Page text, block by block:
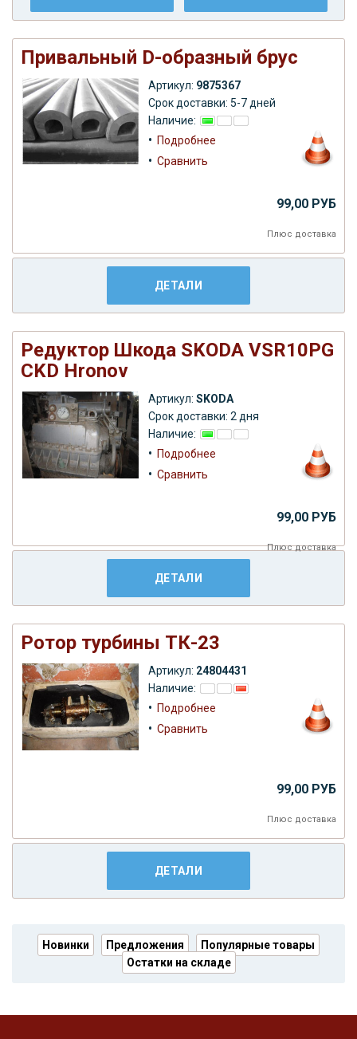
Привальный D-образный брус
Артикул: 9875367
Срок доставки: 5-7 дней
Наличие:
• Подробнее
• Сравнить
99,00 РУБ
Плюс доставка
ДЕТАЛИ
Редуктор Шкода SKODA VSR10PG
СKD Hronov
Артикул: SKODA
Срок доставки: 2 дня
Наличие:
• Подробнее
• Сравнить
99,00 РУБ
Плюсдоставка
ДЕТАЛИ
Ротор турбины ТК-23
Артикул: 24804431
Наличие:
• Подробнее
• Сравнить
99,00 РУБ
Плюс доставка
ДЕТАЛИ
Новинки Предложения
Популярные товары
Остатки на складе